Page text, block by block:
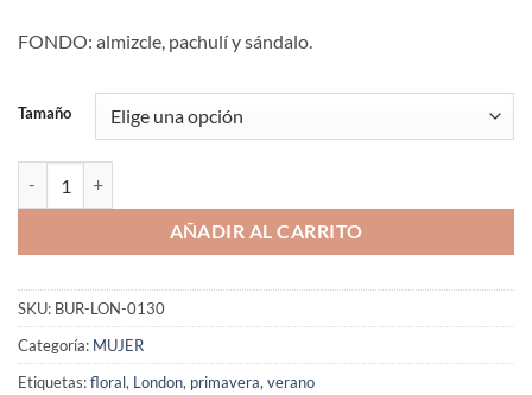
FONDO: almizcle, pachulí y sándalo.
Tamaño
AÑADIR AL CARRITO
SKU: BUR-LON-0130
Categoría: MUJER
Etiquetas:floral, London, primavera, verano